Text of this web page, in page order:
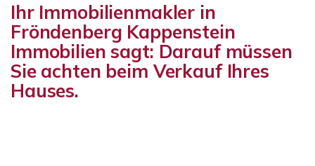
Ihr Immobilienmakler in
Fröndenberg Kappenstein
Immobilien sagt: Darauf müssen
Sie achten beim Verkauf Ihres
Hauses.